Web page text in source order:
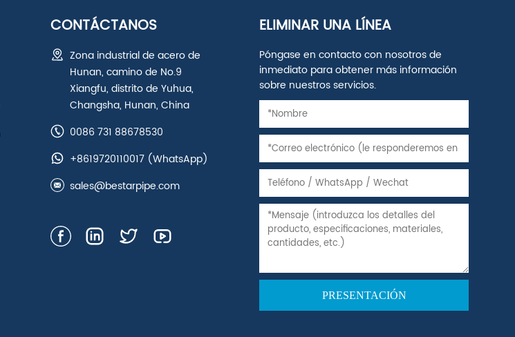
CONTÁCTANOS
Zona industrial de acero de
Hunan, camino de No.9
Xiangfu, distrito de Yuhua,
Changsha, Hunan, China
0086 731 88678530
+8619720110017(WhatsApp)
sales@bestarpipe.com
ELIMINAR UNA LÍNEA
Póngase en contacto con nosotros de
inmediato para obtener más información
sobre nuestros servicios.